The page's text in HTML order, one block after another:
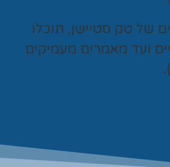
של טק סטיישן, תוכלו
ועד מאמרים מעמיקים